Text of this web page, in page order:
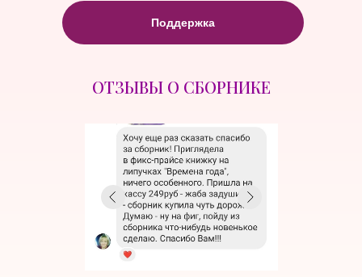
Поддержка
ОТЗЫВЫ О СБОРНИКЕ